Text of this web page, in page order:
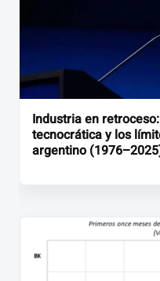
Industria en
tecnocrática y los
argentino